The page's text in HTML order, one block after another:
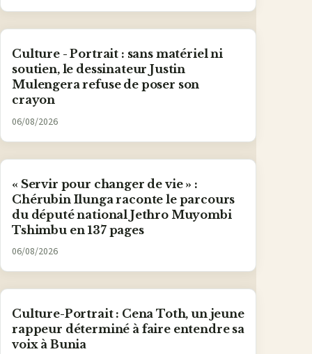
Culture - Portrait : sans matériel ni
soutien, le dessinateur Justin
Mulengera refuse de poser son
crayon
06/08/2026
« Servir pour changer de vie » :
Chérubin Ilunga raconte le parcours
du député national Jethro Muyombi
Tshimbu en 137 pages
06/08/2026
Culture-Portrait : Cena Toth, un jeune
rappeur déterminé à faire entendre sa
voix à Bunia